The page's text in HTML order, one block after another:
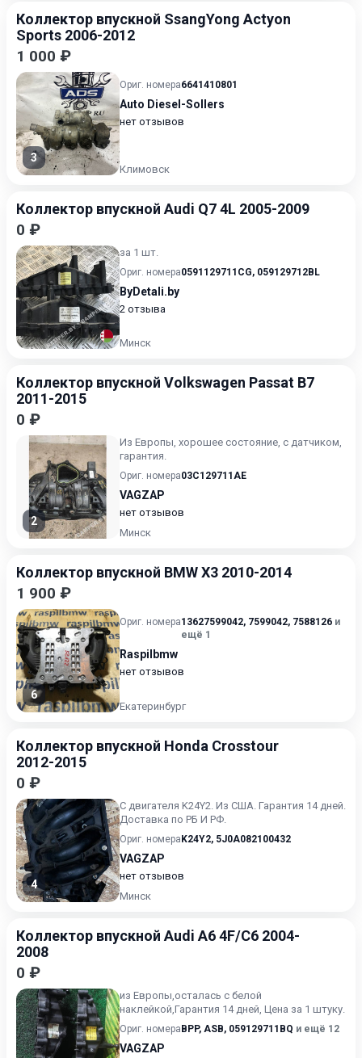
Коллектор впускной SsangYong Actyon
Sports 2006-2012
1 000 ₽
3
Ориг. номера6641410801
Auto Diesel-Sollers
нет отзывов
Климовск
Коллектор впускной Audi Q7 4L 2005-2009
0 ₽
за 1 шт.
Ориг. номера0591129711CG, 059129712BL
ByDetali.by
2 отзыва
Минск
Коллектор впускной Volkswagen Passat B7
2011-2015
0 ₽
2
Из Европы, хорошее состояние, с датчиком,
гарантия.
Ориг. номера03C129711AE
VAGZAP
нет отзывов
Минск
Коллектор впускной BMW X3 2010-2014
1 900 ₽
6
Ориг. номера13627599042, 7599042, 7588126 и
ещё 1
Raspilbmw
нет отзывов
Екатеринбург
Коллектор впускной Honda Crosstour
2012-2015
0 ₽
4
C двигателя K24Y2. Из США. Гарантия 14 дней.
Доставка по РБ И РФ.
Ориг. номера K24Y2, 5J0A082100432
VAGZAP
нет отзывов
Минск
Коллектор впускной Audi A6 4F/C6 2004-
2008
0 ₽
из Европы,осталась с белой
наклейкой,Гарантия 14 дней, Цена за 1 штуку.
Ориг. номера BPP, ASB, 059129711BQ и ещё 12
VAGZAP